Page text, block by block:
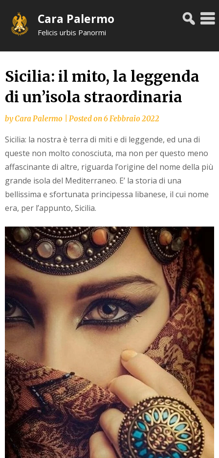
content
Cara Palermo
Felicis urbis Panormi
Sicilia: il mito, la leggenda
di un’isola straordinaria
byCara Palermo Posted on6 Febbraio 2022
Sicilia: la nostra è terra di miti e di leggende, ed una di
queste non molto conosciuta, ma non per questo meno
affascinante di altre, riguarda l’origine del nome della più
grande isola del Mediterraneo. E’ la storia di una
bellissima e sfortunata principessa libanese, il cui nome
era, per l’appunto, Sicilia.